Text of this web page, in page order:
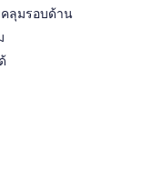
ลุมรอบด้าน